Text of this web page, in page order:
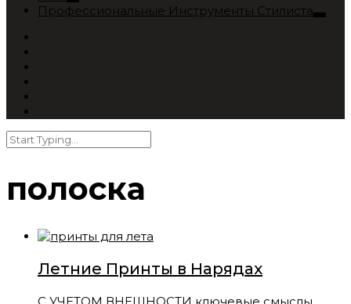
Профессиональные Инструменты Стилиста
полоска
Летние Принты в Нарядах
С УЧЕТОМ ВНЕШНОСТИ ключевые смыслы